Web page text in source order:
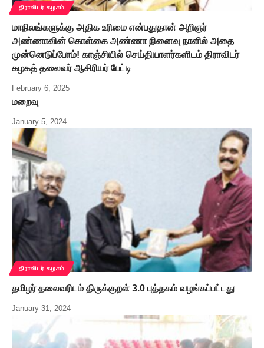
திராவிடர் கழகம்
மாநிலங்களுக்கு அதிக உரிமை என்பதுதான் அறிஞர்
அண்ணாவின் கொள்கை அண்ணா நினைவு நாளில் அதை
முன்னெடுப்போம்! காஞ்சியில் செய்தியாளர்களிடம் திராவிடர்
கழகத் தலைவர் ஆசிரியர் பேட்டி
February 6, 2025
மறைவு
January 5, 2024
திராவிடர் கழகம்
தமிழர் தலைவரிடம் திருக்குறள் 3.0 புத்தகம் வழங்கப்பட்டது
January 31, 2024